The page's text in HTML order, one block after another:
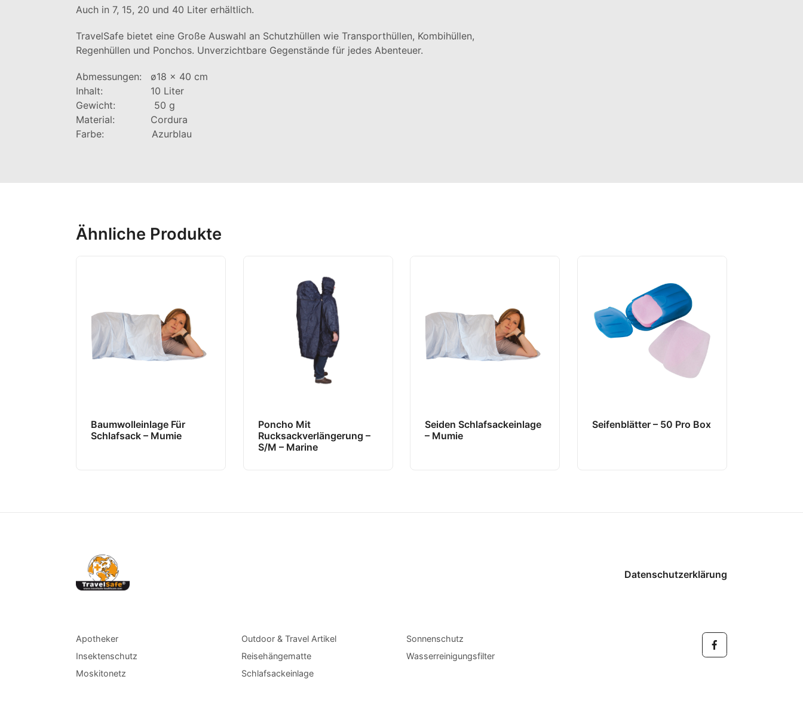
Auch in 7, 15, 20 und 40 Liter erhältlich.
TravelSafe bietet eine Große Auswahl an Schutzhüllen wie Transporthüllen, Kombihüllen,
Regenhüllen und Ponchos. Unverzichtbare Gegenstände für jedes Abenteuer.
Abmessungen: ø18 x 40 cm
Inhalt: 10 Liter
Gewicht: 50 g
Material: Cordura
Farbe: Azurblau
Ähnliche Produkte
Baumwolleinlage Für
Schlafsack – Mumie
Poncho Mit
Rucksackverlängerung –
S/M – Marine
Seiden Schlafsackeinlage
– Mumie
Seifenblätter – 50 Pro Box
Datenschutzerklärung
Apotheker
Insektenschutz
Moskitonetz
Outdoor & Travel Artikel
Reisehängematte
Schlafsackeinlage
Sonnenschutz
Wasserreinigungsfilter